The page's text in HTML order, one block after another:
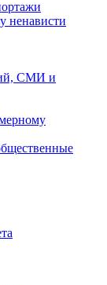
ненависти
СМИ и